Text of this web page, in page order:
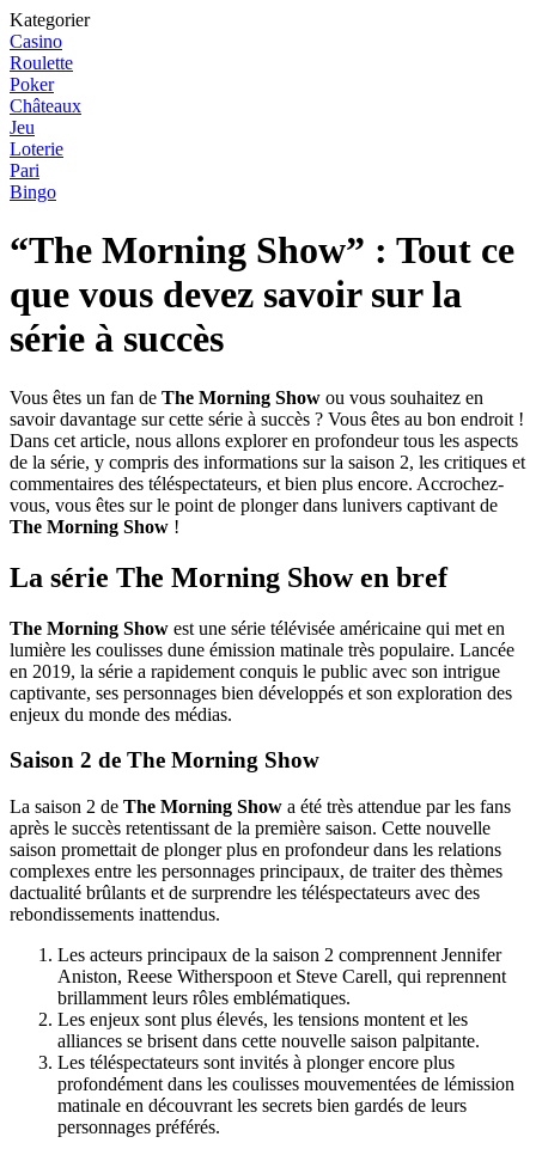
Kategorier
Casino
Roulette
Poker
Châteaux
Jeu
Loterie
Pari
Bingo
“The Morning Show” : Tout ce
que vous devez savoir sur la
série à succès
Vous êtes un fan de The Morning Show ou vous souhaitez en
savoir davantage sur cette série à succès ? Vous êtes au bon endroit !
Dans cet article, nous allons explorer en profondeur tous les aspects
de la série, y compris des informations sur la saison 2, les critiques et
commentaires des téléspectateurs, et bien plus encore. Accrochez-
vous, vous êtes sur le point de plonger dans lunivers captivant de
The Morning Show !
La série The Morning Show en bref
The Morning Show est une série télévisée américaine qui met en
lumière les coulisses dune émission matinale très populaire. Lancée
en 2019, la série a rapidement conquis le public avec son intrigue
captivante, ses personnages bien développés et son exploration des
enjeux du monde des médias.
Saison 2 de The Morning Show
La saison 2 de The Morning Show a été très attendue par les fans
après le succès retentissant de la première saison. Cette nouvelle
saison promettait de plonger plus en profondeur dans les relations
complexes entre les personnages principaux, de traiter des thèmes
dactualité brûlants et de surprendre les téléspectateurs avec des
rebondissements inattendus.
Les acteurs principaux de la saison 2 comprennent Jennifer
Aniston, Reese Witherspoon et Steve Carell, qui reprennent
brillamment leurs rôles emblématiques.
Les enjeux sont plus élevés, les tensions montent et les
alliances se brisent dans cette nouvelle saison palpitante.
Les téléspectateurs sont invités à plonger encore plus
profondément dans les coulisses mouvementées de lémission
matinale en découvrant les secrets bien gardés de leurs
personnages préférés.